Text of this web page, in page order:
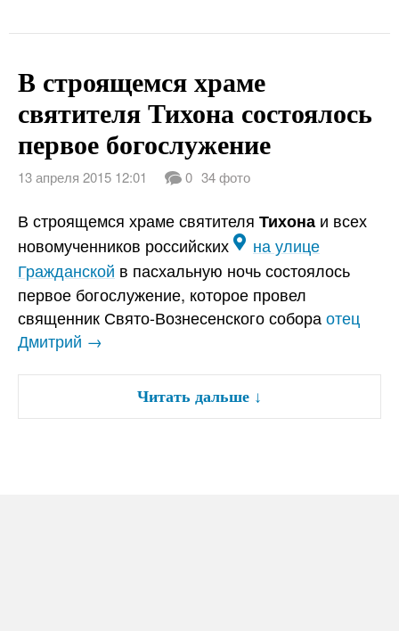
В строящемся храме
святителя Тихона состоялось
первое богослужение
13 апреля 2015 12:01 0 34 фото
В строящемся храме святителя Тихона и всех
новомученников российских
на улице
Гражданской в пасхальную ночь состоялось
первое богослужение, которое провел
священник Свято-Вознесенского собораотец
Дмитрий →
Читать дальше ↓